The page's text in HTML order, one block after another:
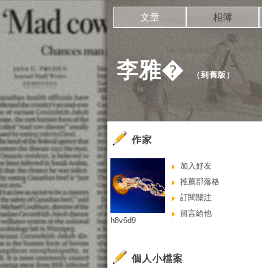
李雅� （到舊版 ）
文章 相簿
作家
加入好友
推薦部落格
訂閱關注
留言給他
h8v6d9
個人小檔案